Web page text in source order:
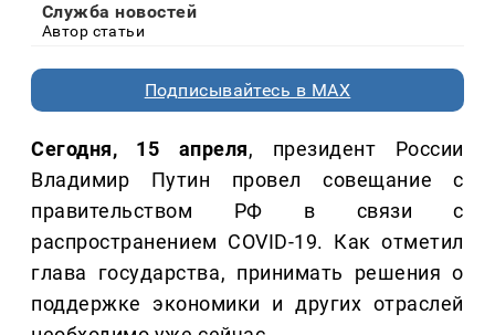
Служба новостей
Автор статьи
Подписывайтесь в MAX
Сегодня, 15 апреля, президент России
Владимир Путин провел совещание с
правительством РФ в связи с
распространением COVID-19. Как отметил
глава государства, принимать решения о
поддержке экономики и других отраслей